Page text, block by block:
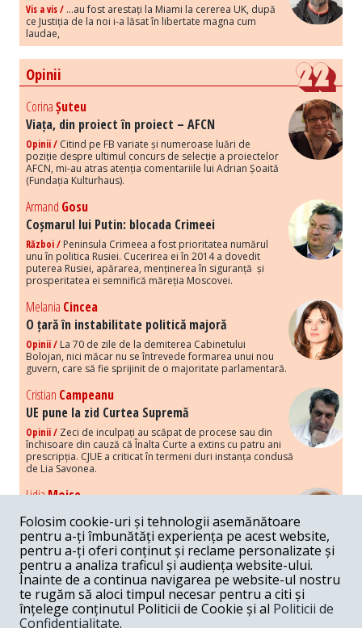
Vis a vis / ...au fost arestați la Miami la cererea UK, după
ce Justiția de la noi i-a lăsat în libertate magna cum
laudae,
Opinii
CorinaȘuteu
Viața, din proiect în proiect – AFCN
Opinii / Citind pe FB variate și numeroase luări de
poziție despre ultimul concurs de selecție a proiectelor
AFCN, mi-au atras atenția comentariile lui Adrian Șoaită
(Fundația Kulturhaus).
Armand Gosu
Coșmarul lui Putin: blocada Crimeei
Război / Peninsula Crimeea a fost prioritatea numărul
unu în politica Rusiei. Cucerirea ei în 2014 a dovedit
puterea Rusiei, apărarea, menținerea în siguranță și
prosperitatea ei semnifică măreția Moscovei.
Melania Cincea
O țară în instabilitate politică majoră
Opinii / La 70 de zile de la demiterea Cabinetului
Bolojan, nici măcar nu se întrevede formarea unui nou
guvern, care să fie sprijinit de o majoritate parlamentară.
Cristian Campeanu
UE pune la zid Curtea Supremă
Opinii / Zeci de inculpați au scăpat de procese sau din
închisoare din cauză că Înalta Curte a extins cu patru ani
prescripția. CJUE a criticat în termeni duri instanța condusă
de Lia Savonea.
LidiaMoise
Costurile economice ale haosului politic
Opinii / Economia nu poate rezista cu retorica falsă a
susținerii intereselor poporului, care, de fapt, ascunde
obsesia menținerii privilegiilor și a averilor unor caste.
Melania Cincea
Noi puseuri de xenofobie din partea românilor
„neaoși”
Folosim cookie-uri și tehnologii asemănătoare
pentru a-ți îmbunătăți experiența pe acest website,
pentru a-ți oferi conținut și reclame personalizate și
pentru a analiza traficul și audiența website-ului.
Înainte de a continua navigarea pe website-ul nostru
te rugăm să aloci timpul necesar pentru a citi și
înțelege conținutul Politicii de Cookie și al Politicii de
Confidențialitate.